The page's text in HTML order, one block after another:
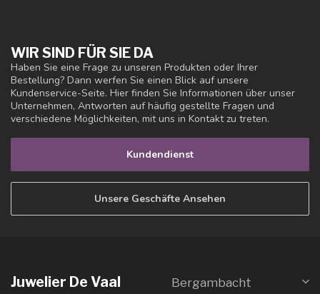
WIR SIND FÜR SIE DA
Haben Sie eine Frage zu unseren Produkten oder Ihrer
Bestellung? Dann werfen Sie einen Blick auf unsere
Kundenservice-Seite. Hier finden Sie Informationen über unser
Unternehmen, Antworten auf häufig gestellte Fragen und
verschiedene Möglichkeiten, mit uns in Kontakt zu treten.
Kundendienst
Unsere Geschäfte Ansehen
Juwelier De Vaal Bergambacht